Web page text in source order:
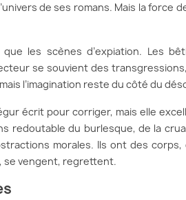
de ses romans. Mais la force
les scènes d’expiation. Les
se souvient des
l’imagination reste du côté du
écrit pour corriger, mais elle
redoutable du burlesque, de la
morales. Ils ont des corps,
se vengent, regrettent.